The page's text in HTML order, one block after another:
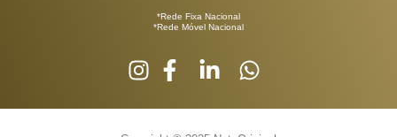
*Rede Fixa Nacional
*Rede Móvel Nacional